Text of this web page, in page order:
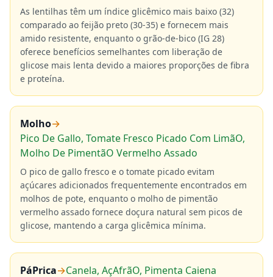
As lentilhas têm um índice glicêmico mais baixo (32)
comparado ao feijão preto (30-35) e fornecem mais
amido resistente, enquanto o grão-de-bico (IG 28)
oferece benefícios semelhantes com liberação de
glicose mais lenta devido a maiores proporções de fibra
e proteína.
Molho→
Pico De Gallo, Tomate Fresco Picado Com LimãO,
Molho De PimentãO Vermelho Assado
O pico de gallo fresco e o tomate picado evitam
açúcares adicionados frequentemente encontrados em
molhos de pote, enquanto o molho de pimentão
vermelho assado fornece doçura natural sem picos de
glicose, mantendo a carga glicêmica mínima.
PáPrica→Canela, AçAfrãO, Pimenta Caiena